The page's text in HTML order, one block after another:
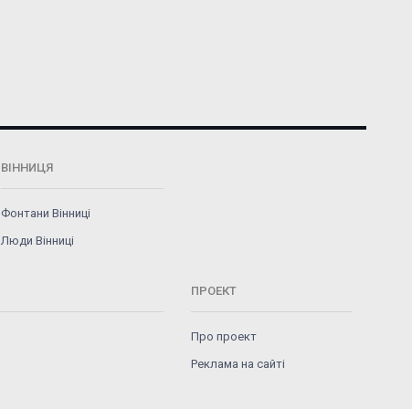
ВІННИЦЯ
Фонтани Вінниці
Люди Вінниці
ПРОЕКТ
Про проект
Реклама на сайті